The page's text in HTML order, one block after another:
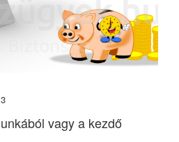
vagy a kezdő